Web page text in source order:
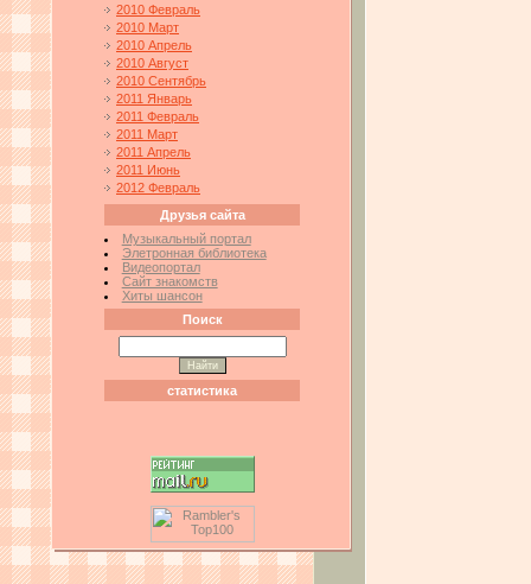
2010 Февраль
2010 Март
2010 Апрель
2010 Август
2010 Сентябрь
2011 Январь
2011 Февраль
2011 Март
2011 Апрель
2011 Июнь
2012 Февраль
Друзья сайта
Музыкальный портал
Элетронная библиотека
Видеопортал
Сайт знакомств
Хиты шансон
Поиск
статистика